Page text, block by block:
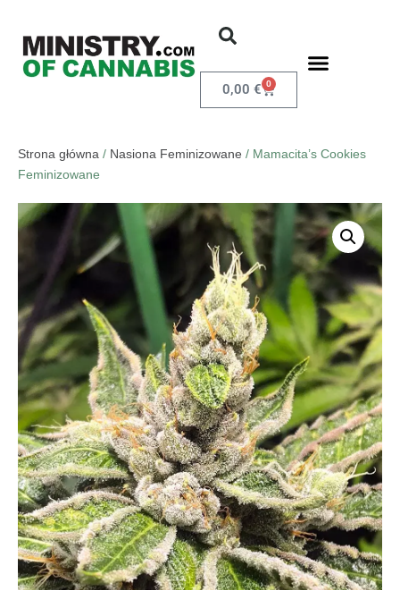
0,00 € 0
Strona główna / Nasiona Feminizowane / Mamacita’s Cookies
Feminizowane